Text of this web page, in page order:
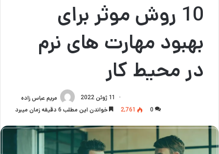
10 روش موثر برای
بهبود مهارت های نرم
در محیط کار
مریم عباس زاده
11 ژوئن 2022
0
2,761 خواندن این مطلب 6 دقیقه زمان میبرد